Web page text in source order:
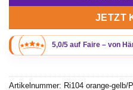
JETZT
Artikelnummer: Ri104 orange-gelb/